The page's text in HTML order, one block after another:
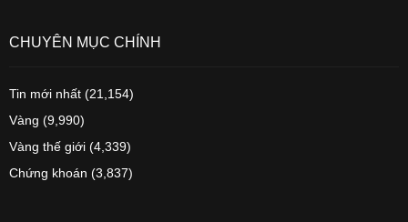
CHUYÊN MỤC CHÍNH
Tin mới nhất (21,154)
Vàng (9,990)
Vàng thế giới (4,339)
Chứng khoán (3,837)